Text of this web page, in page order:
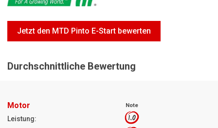
Freischneider
Jetzt den MTD Pinto E-Start bewerten
Durchschnittliche Bewertung
Motor Note
Leistung: 1.0